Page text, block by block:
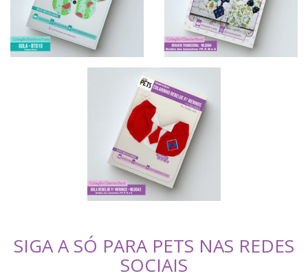
SIGA A SÓ PARA PETS NAS REDES
SOCIAIS